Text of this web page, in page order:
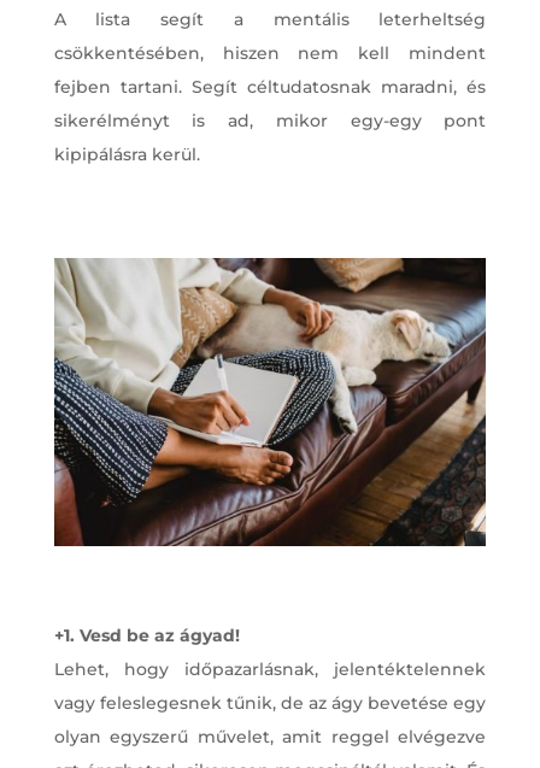
A lista segít a mentális leterheltség
csökkentésében, hiszen nem kell mindent
fejben tartani. Segít céltudatosnak maradni, és
sikerélményt is ad, mikor egy-egy pont
kipipálásra kerül.
+1. Vesd be az ágyad!
Lehet, hogy időpazarlásnak, jelentéktelennek
vagy feleslegesnek tűnik, de az ágy bevetése egy
olyan egyszerű művelet, amit reggel elvégezve